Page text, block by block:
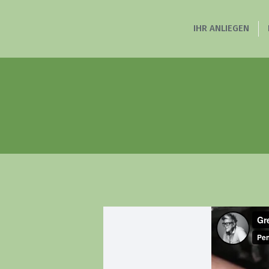
IHR ANLIEGEN